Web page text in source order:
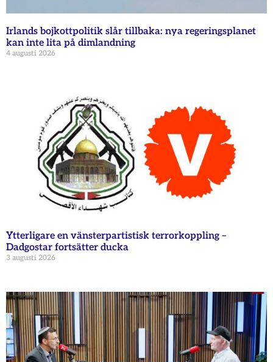
Irlands bojkottpolitik slår tillbaka: nya regeringsplanet
kan inte lita på dimlandning
4 augusti 2026
Ytterligare en vänsterpartistisk terrorkoppling –
Dadgostar fortsätter ducka
3 augusti 2026